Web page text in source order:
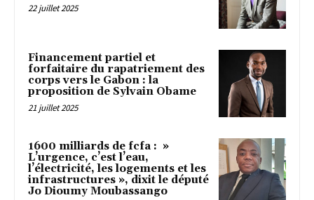
22 juillet 2025
Financement partiel et
forfaitaire du rapatriement des
corps vers le Gabon : la
proposition de Sylvain Obame
21 juillet 2025
1600 milliards de fcfa : »
L’urgence, c’est l’eau,
l’électricité, les logements et les
infrastructures », dixit le député
Jo Dioumy Moubassango